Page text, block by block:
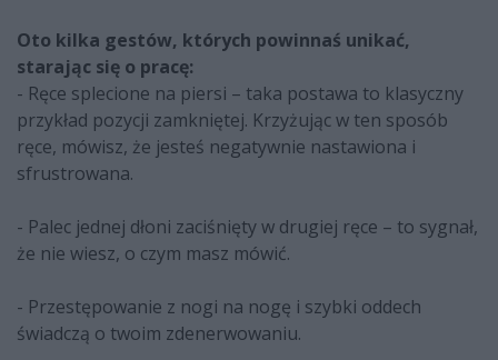
Oto kilka gestów, których powinnaś unikać,
starając się o pracę:
- Ręce splecione na piersi – taka postawa to klasyczny
przykład pozycji zamkniętej. Krzyżując w ten sposób
ręce, mówisz, że jesteś negatywnie nastawiona i
sfrustrowana.
- Palec jednej dłoni zaciśnięty w drugiej ręce – to sygnał,
że nie wiesz, o czym masz mówić.
- Przestępowanie z nogi na nogę i szybki oddech
świadczą o twoim zdenerwowaniu.